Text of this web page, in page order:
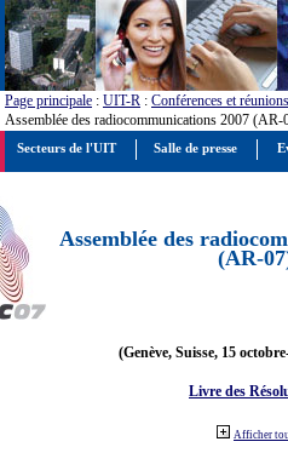
Page principale : UIT-R : Conférences et réunions
Assemblée des radiocommunications 2007 (AR-
Assemblée des
(AR-
(Genève, Suisse, 15
Livre des
Afficher
Secteurs de l'UIT Salle de presse